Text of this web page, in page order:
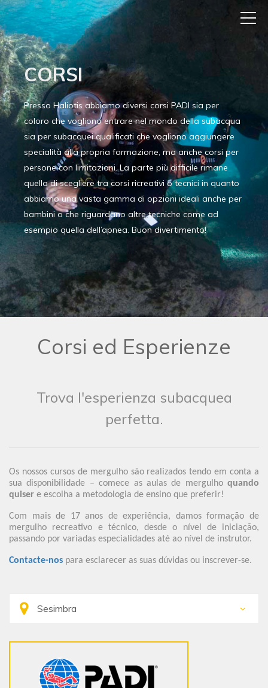
CORSI
Presso Haliotis abbiamo diversi corsi PADI sia per
coloro che vogliono entrare nel mondo della subacqua
sia per subacquei qualificati che vogliono aggiungere
specialità alla propria formazione, ma anche corsi per
persone con limitazioni. La parte più difficile rimane
quella di scegliere tra corsi ricreativi o tecnici in quanto
abbiamo una vasta gamma di opzioni ideali anche per
bambini o che riguardano altre tecniche come ad
esempio quella dell’apnea. Buon divertimento!
Corsi ed Esperienze
Trova l'esperienza subacquea
perfetta.
Os nossos cursos de mergulho são realizados tendo em conta a
sua disponibilidade – comece as aulas de mergulho quando
quiser e escolha a metodologia de ensino que preferir!
Com mais de 17 anos de experiência, damos formação de
mergulho recreativo e técnico, desde o nível de iniciação,
passando por variadas especialidades até ao nível de instrutor.
Contacte-nos para esclarecer as suas dúvidas ou inscrever-se.